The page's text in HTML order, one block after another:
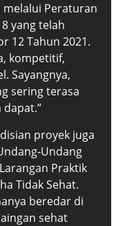
Peraturan
yang telah
12 Tahun 2021.
kompetitif,
Sayangnya,
sering terasa
proyek juga
Undang
Praktik
Tidak Sehat.
beredar di
sehat